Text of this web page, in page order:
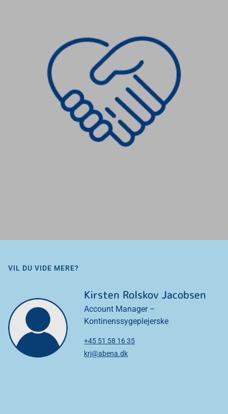
VIL DU VIDE MERE?
Kirsten Rolskov Jacobsen
Account Manager –
Kontinenssygeplejerske
+45 51 58 16 35
krj@abena.dk